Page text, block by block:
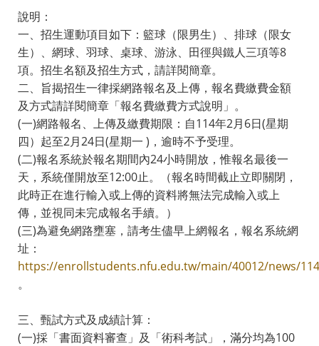
說明：
一、招生運動項目如下：籃球（限男生）、排球（限女
生）、網球、羽球、桌球、游泳、田徑與鐵人三項等8
項。招生名額及招生方式，請詳閱簡章。
二、旨揭招生一律採網路報名及上傳，報名費繳費金額
及方式請詳閱簡章「報名費繳費方式說明」。
(一)網路報名、上傳及繳費期限：自114年2月6日(星期
四）起至2月24日(星期一 )，逾時不予受理。
(二)報名系統於報名期間內24小時開放，惟報名最後一
天，系統僅開放至12:00止。（報名時間截止立即關閉，
此時正在進行輸入或上傳的資料將無法完成輸入或上
傳，並視同未完成報名手續。）
(三)為避免網路壅塞，請考生儘早上網報名，報名系統網
址：
https://enrollstudents.nfu.edu.tw/main/40012/news/114
。
三、甄試方式及成績計算：
(一)採「書面資料審查」及「術科考試」，滿分均為100